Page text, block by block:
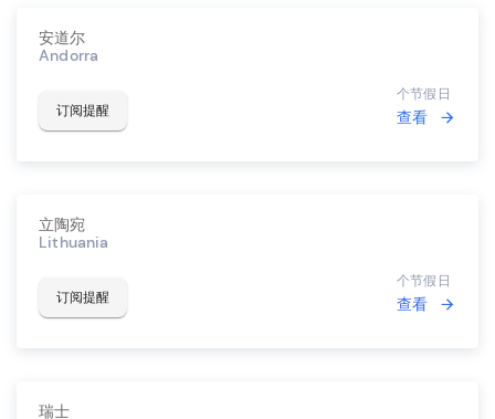
安道尔
Andorra
订阅提醒
个节假日
查看
立陶宛
Lithuania
订阅提醒
个节假日
查看
瑞士